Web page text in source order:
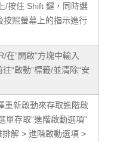
/按住 Shift 鍵，同時選
按照螢幕上的指示進行
在“開啟”方塊中輸入
“啟動”標籤/並清除“安
重新啟動來存取進階啟
單存取“進階啟動選項”
解 > 進階啟動選項 >